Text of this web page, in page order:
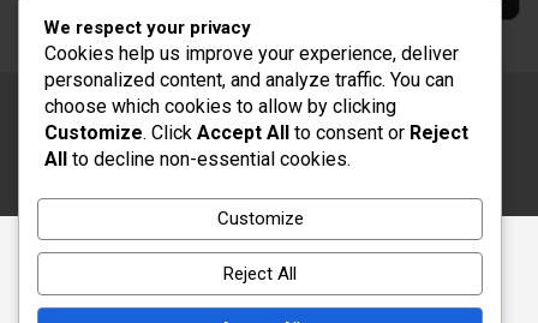
Copyright © 2026Rénovation et Décoration
Thème par :Theme Horse
We respect your privacy
Cookies help us improve your experience, deliver
personalized content, and analyze traffic. You can
choose which cookies to allow by clicking
Customize. Click Accept All to consent or Reject
All to decline non-essential cookies.
Customize
Reject All